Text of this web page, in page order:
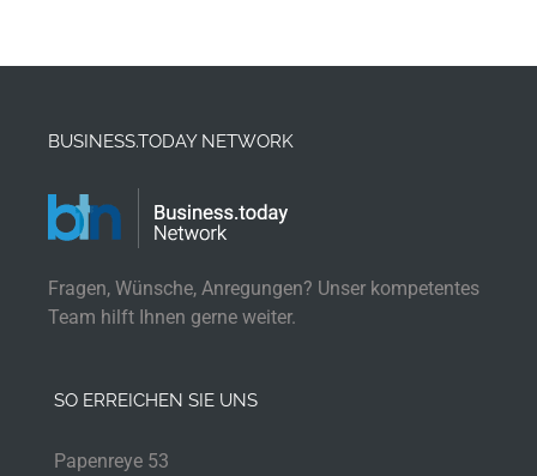
BUSINESS.TODAY NETWORK
Fragen, Wünsche, Anregungen? Unser kompetentes
Team hilft Ihnen gerne weiter.
SO ERREICHEN SIE UNS
Papenreye 53